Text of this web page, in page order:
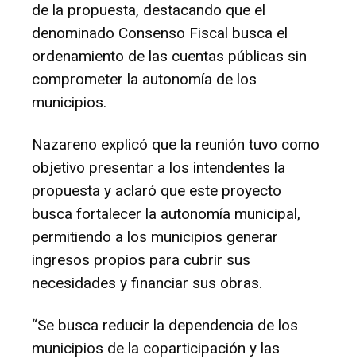
de la propuesta, destacando que el
denominado Consenso Fiscal busca el
ordenamiento de las cuentas públicas sin
comprometer la autonomía de los
municipios.
Nazareno explicó que la reunión tuvo como
objetivo presentar a los intendentes la
propuesta y aclaró que este proyecto
busca fortalecer la autonomía municipal,
permitiendo a los municipios generar
ingresos propios para cubrir sus
necesidades y financiar sus obras.
“Se busca reducir la dependencia de los
municipios de la coparticipación y las